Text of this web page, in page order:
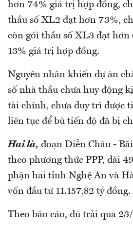
hơn 74% giá trị hợp đồng,
thầu số XL2 đạt hơn 73%,
còn gói thầu số XL3 đạt hơn
13% giá trị hợp đồng.
Nguyên nhân khiến dự án
số nhà thầu chưa huy động
tài chính, chưa duy trì được
liên tục để bù tiến độ đã bị
Hai là, đoạn Diễn Châu -
theo phương thức PPP, dài
phận hai tỉnh Nghệ An và
vốn đầu tư 11.157,82 tỷ đồng.
Theo báo cáo, dù trải qua